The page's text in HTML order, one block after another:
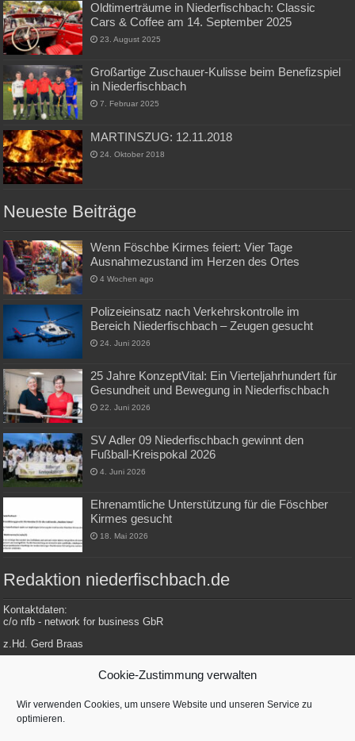
Cookie-Zustimmung verwalten
Wir verwenden Cookies, um unsere Website und unseren Service zu
optimieren.
Oldtimerträume in Niederfischbach: Classic
Cars & Coffee am 14. September 2025
23. August 2025
Großartige Zuschauer-Kulisse beim Benefizspiel
in Niederfischbach
7. Februar 2025
MARTINSZUG: 12.11.2018
24. Oktober 2018
Neueste Beiträge
Wenn Föschbe Kirmes feiert: Vier Tage
Ausnahmezustand im Herzen des Ortes
4 Wochen ago
Polizeieinsatz nach Verkehrskontrolle im
Bereich Niederfischbach – Zeugen gesucht
24. Juni 2026
25 Jahre KonzeptVital: Ein Vierteljahrhundert für
Gesundheit und Bewegung in Niederfischbach
22. Juni 2026
SV Adler 09 Niederfischbach gewinnt den
Fußball-Kreispokal 2026
4. Juni 2026
Ehrenamtliche Unterstützung für die Föschber
Kirmes gesucht
18. Mai 2026
Redaktion niederfischbach.de
Kontaktdaten:
c/o nfb - network for business GbR
z.Hd. Gerd Braas
Tel.: 0 27 34 / 479 112